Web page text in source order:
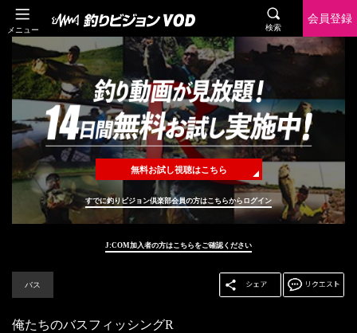
メニュー 検索
会員登録
無料お試し視聴はこちら
すでに釣りビジョン倶楽部会員の方はこちらからログイン
J:COM加入者の方はこちらをご確認ください
バス
俺たちのバスフィッシングR